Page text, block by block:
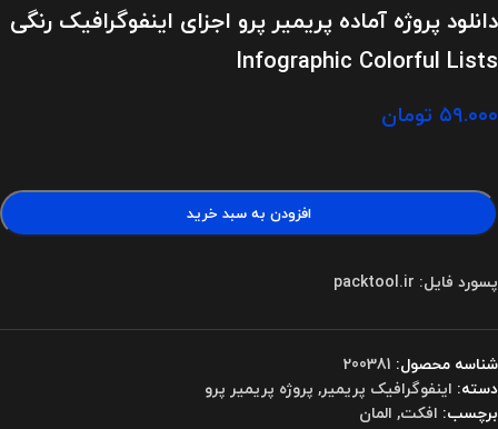
دانلود پروژه آماده پریمیر پرو اجزای اینفوگرافیک رنگی
Infographic Colorful Lists
۵۹.۰۰۰ تومان
افزودن به سبد خرید
پسورد فایل: packtool.ir
شناسه محصول: 200381
دسته: اینفوگرافیک پریمیر, پروژه پریمیر پرو
برچسب: افکت, المان